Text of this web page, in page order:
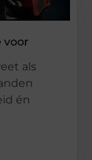
voor
als
én